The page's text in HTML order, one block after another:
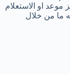
موعد او الاستعلام
ما من خلال